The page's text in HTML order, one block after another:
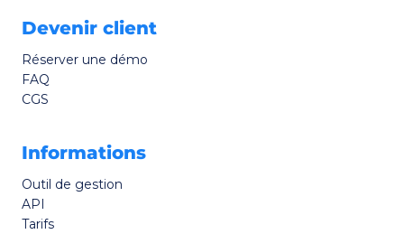
Devenir client
Réserver une démo
FAQ
CGS
Informations
Outil de gestion
API
Tarifs